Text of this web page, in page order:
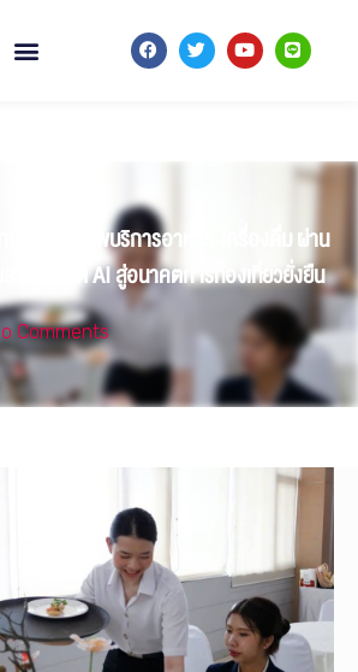
ษาสู่มืออาชีพบริการอาหาร-เครื่องดื่ม ผ่าน
านแนวคิด AI สู่อนาคตการท่องเที่ยวยั่งยืน
Comments